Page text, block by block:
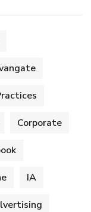
Corporate
IA